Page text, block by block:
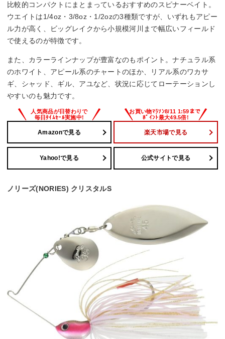
比較的コンパクトにまとまっているおすすめのスピナーベイト。
ウエイトは1/4oz・3/8oz・1/2ozの3種類ですが、いずれもアピー
ル力が高く、ビッグレイクから小規模河川まで幅広いフィールド
で使えるのが特徴です。
また、カラーラインナップが豊富なのもポイント。ナチュラル系
のホワイト、アピール系のチャートのほか、リアル系のワカサ
ギ、シャッド、ギル、アユなど、状況に応じてローテーションし
やすいのも魅力です。
Amazonで見る 楽天市場で見る
Yahoo!で見る 公式サイトで見る
ノリーズ(NORIES) クリスタルS